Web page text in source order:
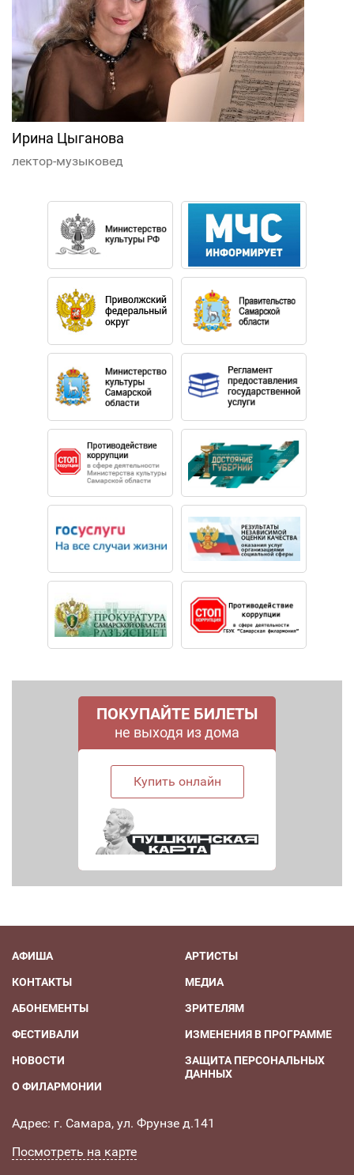
Ирина Цыганова
лектор-музыковед
ПОКУПАЙТЕ БИЛЕТЫ
не выходя из дома
Купить онлайн
АФИША
КОНТАКТЫ
АБОНЕМЕНТЫ
ФЕСТИВАЛИ
НОВОСТИ
О ФИЛАРМОНИИ
АРТИСТЫ
МЕДИА
ЗРИТЕЛЯМ
ИЗМЕНЕНИЯ В ПРОГРАММЕ
ЗАЩИТА ПЕРСОНАЛЬНЫХ
ДАННЫХ
Адрес: г. Самара, ул. Фрунзе д.141
Посмотреть на карте